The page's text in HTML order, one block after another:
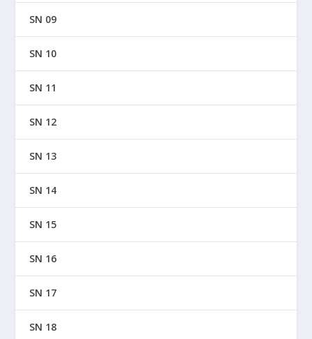
SN 09
SN 10
SN 11
SN 12
SN 13
SN 14
SN 15
SN 16
SN 17
SN 18